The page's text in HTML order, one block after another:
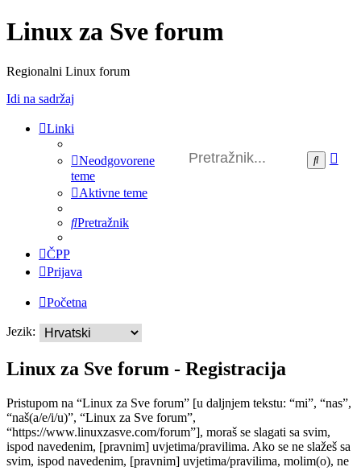
Linux za Sve forum
Regionalni Linux forum
Idi na sadržaj
Linki
Neodgovorene
teme
Aktivne teme
Pretražnik
ČPP
Prijava
Početna
Jezik:
Linux za Sve forum - Registracija
Pristupom na “Linux za Sve forum” [u daljnjem tekstu: “mi”, “nas”,
“naš(a/e/i/u)”, “Linux za Sve forum”,
“https://www.linuxzasve.com/forum”], moraš se slagati sa svim,
ispod navedenim, [pravnim] uvjetima/pravilima. Ako se ne slažeš sa
svim, ispod navedenim, [pravnim] uvjetima/pravilima, molim(o), ne